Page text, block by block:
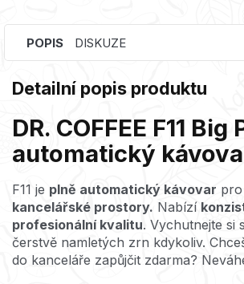
POPIS DISKUZE
Detailní popis produktu
DR. COFFEE F11 Big
automatický
F11 je plně automatický kávovar pro
kancelářské prostory. Nabízí
profesionální kvalitu. Vychutnejte si
čerstvě namletých zrn kdykoliv.
do kanceláře zapůjčit zdarma?